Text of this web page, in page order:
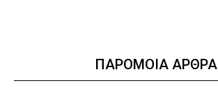
ΠΑΡΟΜΟΙΑ ΑΡΘΡΑ